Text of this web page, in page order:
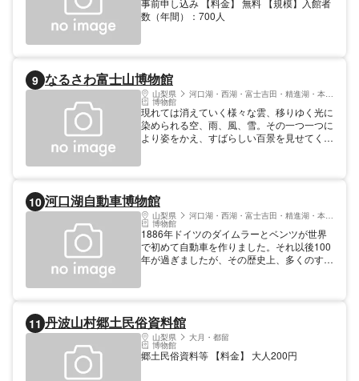
事前申し込み 【料金】 無料 【規模】入館者
数（年間）：700人
9 なるさわ富士山博物館
山梨県 河口湖・西湖・富士吉田・精進湖・本栖湖
博物館
現れては消えていく様々な雲、移りゆく光に
染められる空、雨、風、雪。その一つ一つに
より姿をかえ、すばらしい百景を見せてくれ
近づくほど、知れば知るほど、新たな感動に
出会えます。富士山とその周辺の歴史と自然
を紹介。三面マルチビジョン・巨大な恐竜模
型や映像検索装置など。
10 河口湖自動車博物館
山梨県 河口湖・西湖・富士吉田・精進湖・本栖湖
博物館
1886年ドイツのダイムラーとベンツが世界
で初めて自動車を作りました。それ以後100
年が過ぎましたが、その歴史上、多くのすぐ
重要な役割を果たした車、約70台を展示し
ています。今日、日本の自動車産業は年間
1000万台も製造する世界一の生産国になり
ました。どうぞこの素晴らしい100余年の歴
11 丹波山村郷土民俗資料館
山梨県 大月・都留
博物館
郷土民俗資料等 【料金】 大人200円